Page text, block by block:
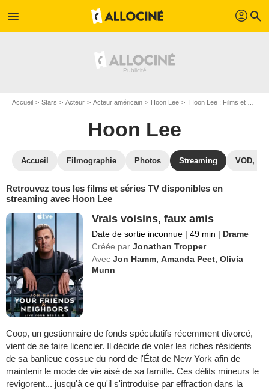
menu profil search
Accueil Stars Acteur Acteur américain Hoon Lee Hoon Lee : Films et séries online
Hoon Lee
Accueil Filmographie Photos Streaming VOD,
Retrouvez tous les films et séries TV disponibles en
streaming avec Hoon Lee
Vrais voisins, faux amis
Date de sortie inconnue | 49 min | Drame
Créée par Jonathan Tropper
Avec Jon Hamm ,Amanda Peet ,Olivia
Munn
Coop, un gestionnaire de fonds spéculatifs récemment divorcé,
vient de se faire licencier. Il décide de voler les riches résidents
de sa banlieue cossue du nord de l'État de New York afin de
maintenir le mode de vie aisé de sa famille. Ces délits mineurs le
revigorent... jusqu'à ce qu'il s'introduise par effraction dans la